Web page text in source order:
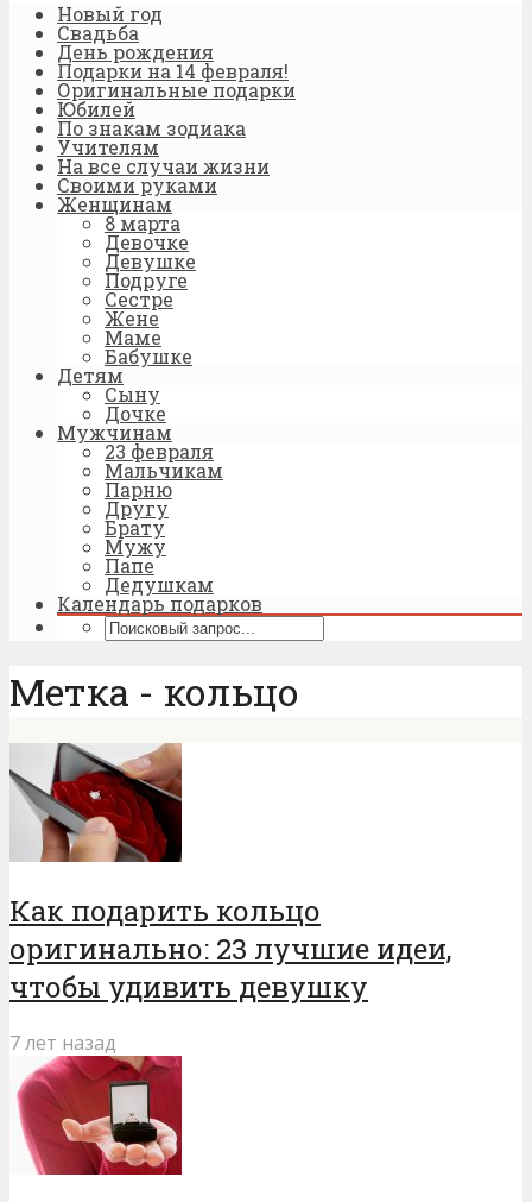
Новый год
Свадьба
День рождения
Подарки на 14 февраля!
Оригинальные подарки
Юбилей
По знакам зодиака
Учителям
На все случаи жизни
Своими руками
Женщинам
8 марта
Девочке
Девушке
Подруге
Сестре
Жене
Маме
Бабушке
Детям
Сыну
Дочке
Мужчинам
23 февраля
Мальчикам
Парню
Другу
Брату
Мужу
Папе
Дедушкам
Календарь подарков
Метка - кольцо
Как подарить кольцо
оригинально: 23 лучшие идеи,
чтобы удивить девушку
7 лет назад